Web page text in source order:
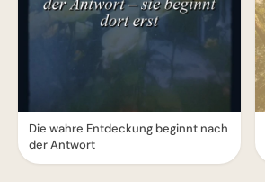
Die wahre Entdeckung beginnt nach
der Antwort